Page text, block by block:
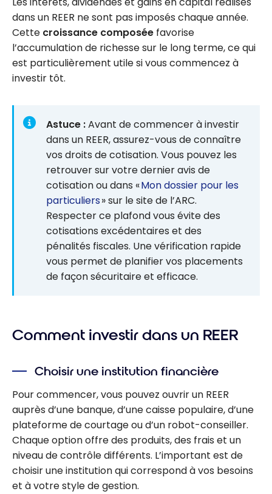
dans un REER ne sont pas imposés chaque année.
Cette croissance composée favorise
l’accumulation de richesse sur le long terme, ce qui
est particulièrement utile si vous commencez à
investir tôt.
Astuce :Avant de commencer à investir
dans un REER, assurez-vous de connaître
vos droits de cotisation. Vous pouvez les
retrouver sur votre dernier avis de
cotisation ou dans «Mon dossier pour les
particuliers» sur le site de l’ARC.
Respecter ce plafond vous évite des
cotisations excédentaires et des
pénalités fiscales. Une vérification rapide
vous permet de planifier vos placements
de façon sécuritaire et efficace.
Comment investir dans un REER
Choisir une institution financière
Pour commencer, vous pouvez ouvrir un REER
auprès d’une banque, d’une caisse populaire, d’une
plateforme de courtage ou d’un robot-conseiller.
Chaque option offre des produits, des frais et un
niveau de contrôle différents. L’important est de
choisir une institution qui correspond à vos besoins
et à votre style de gestion.